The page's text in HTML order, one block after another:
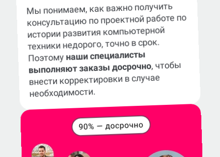
Мы понимаем, как важно получить
консультацию по проектной работе по
истории развития компьютерной
техники недорого, точно в срок.
Поэтому наши специалисты
выполняют заказы досрочно, чтобы
внести корректировки в случае
необходимости.